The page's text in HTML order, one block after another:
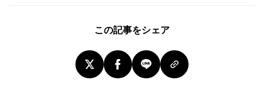
この記事をシェア